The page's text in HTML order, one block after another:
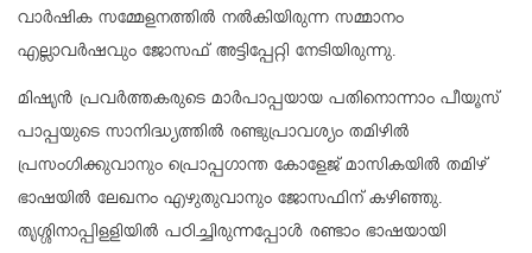
വാർഷിക സമ്മേളനത്തിൽ നൽകിയിരുന്ന സമ്മാനം
എല്ലാവർഷവും ജോസഫ് അട്ടിപ്പേറ്റി നേടിയിരുന്നു.
മിഷൃൻ പ്രവർത്തകരുടെ മാർപാപ്പയായ പതിനൊന്നാം പീയൂസ്
പാപ്പയുടെ സാനിദ്ധ്യത്തിൽ രണ്ടുപ്രാവശ്യം തമിഴിൽ
പ്രസംഗിക്കുവാനും പ്രൊപ്പഗാന്ത കോളേജ് മാസികയിൽ തമിഴ്
ഭാഷയിൽ ലേഖനം എഴുതുവാനും ജോസഫിന് കഴിഞ്ഞു.
തൃശ്ശിനാപ്പിളളിയിൽ പഠിച്ചിരുന്നപ്പോൾ രണ്ടാം ഭാഷയായി